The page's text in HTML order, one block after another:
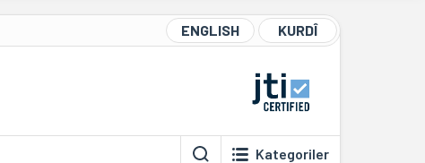
ENGLISH KURDÎ
Kategoriler